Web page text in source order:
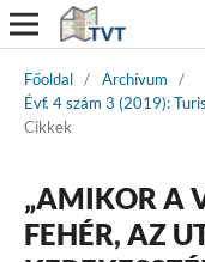
Főoldal / Archívum
/
Évf. 4 szám 3 (2019):
Cikkek
„AMIKOR A
FEHÉR, AZ